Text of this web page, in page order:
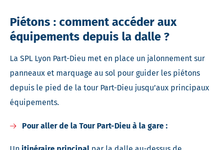
Piétons : comment accéder aux
équipements depuis la dalle ?
La SPL Lyon Part-Dieu met en place un jalonnement sur
panneaux et marquage au sol pour guider les piétons
depuis le pied de la tour Part-Dieu jusqu’aux principaux
équipements.
Pour aller de la Tour Part-Dieu à la gare :